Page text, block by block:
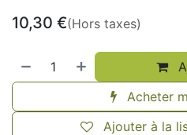
10,30 €(Hors taxes)
Acheter
Ajouter à la